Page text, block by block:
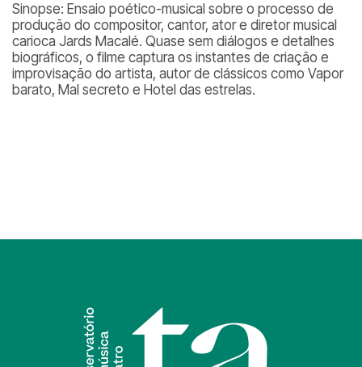
Sinopse: Ensaio poético-musical sobre o processo de
produção do compositor, cantor, ator e diretor musical
carioca Jards Macalé. Quase sem diálogos e detalhes
biográficos, o filme captura os instantes de criação e
improvisação do artista, autor de clássicos como Vapor
barato, Mal secreto e Hotel das estrelas.